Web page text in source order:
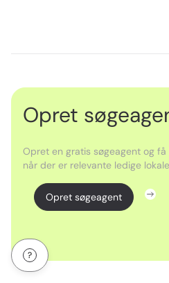
Opret
Opret en gratis søgeagent og
når der er relevante ledige
Opret søgeagent